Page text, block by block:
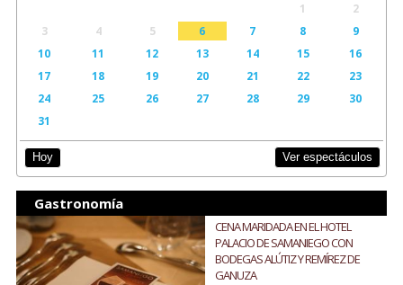
1
2
3
4 5 6 7 8
9
10
11 12 13 14 15
16
17
18 19 20 21 22
23
24
25 26 27 28 29
30
31
Hoy Ver espectáculos
Gastronomía
CENA MARIDADA EN EL HOTEL
PALACIO DE SAMANIEGO CON
BODEGAS ALÚTIZ Y REMÍREZ DE
GANUZA